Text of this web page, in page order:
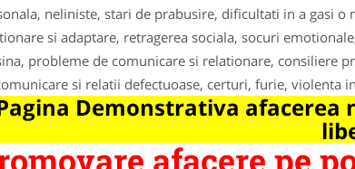
neliniste, stari de prabusire, dificultati in a gasi
si adaptare, retragerea sociala, socuri
probleme de comunicare si relationare, consiliere
si relatii defectuoase, certuri, furie, violenta
Demonstrativa
afacere pe